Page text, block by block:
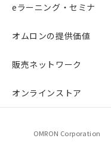
eラーニング・セミナ
オムロンの提供価値
販売ネットワーク
オンラインストア
OMRON Corporation